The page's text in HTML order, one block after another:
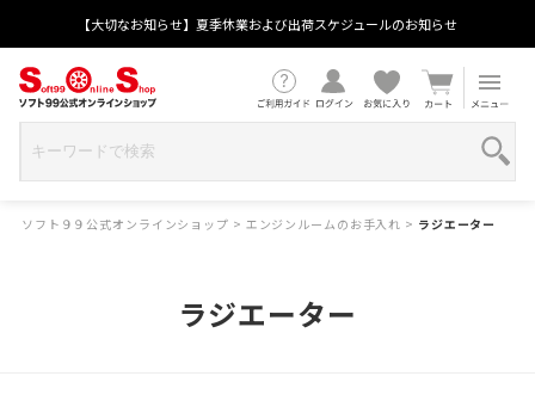
【大切なお知らせ】夏季休業および出荷スケジュールのお知らせ
ソフト９９公式オンラインショップ > エンジンルームのお手入れ > ラジエーター
ラジエーター